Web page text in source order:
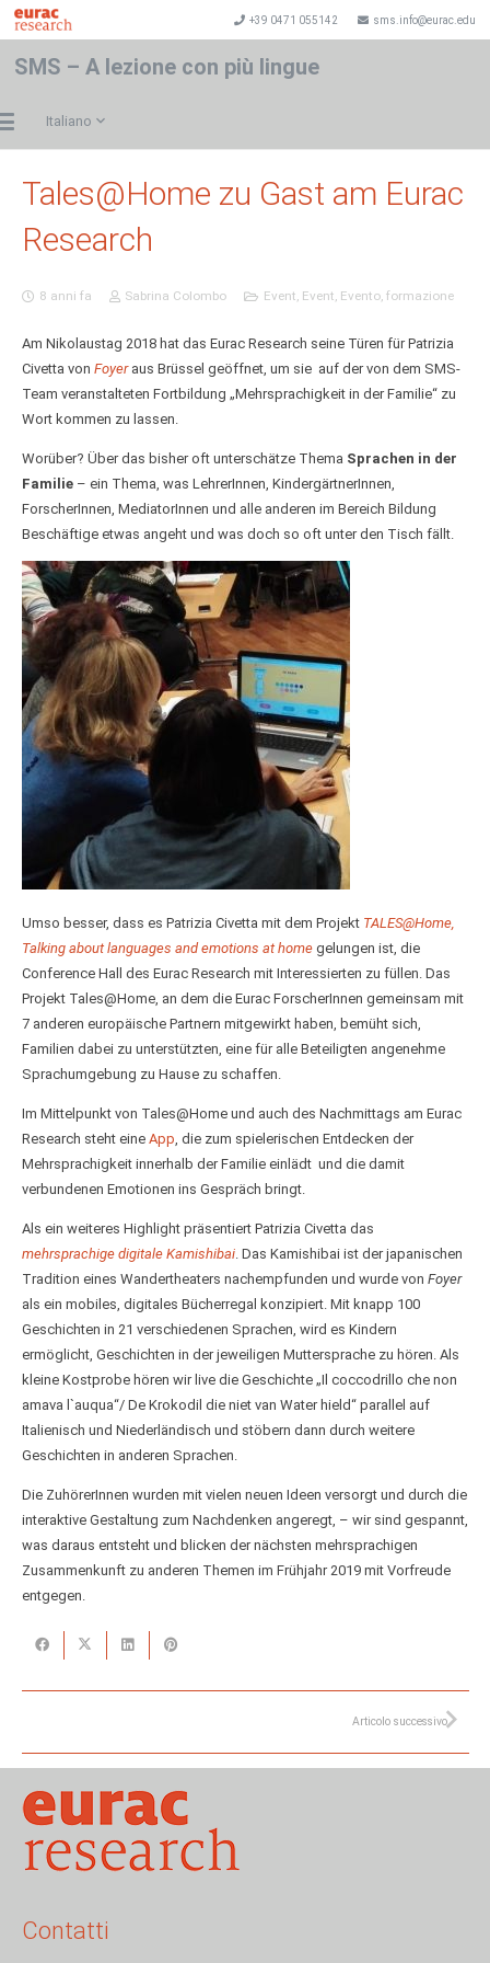
+39 0471 055142 sms.info@eurac.edu
SMS – A lezione con più lingue
Italiano
Tales@Home zu Gast am Eurac
Research
8 anni fa Sabrina Colombo Event, Event, Evento, formazione
Am Nikolaustag 2018 hat das Eurac Research seine Türen für Patrizia
Civetta von Foyer aus Brüssel geöffnet, um sie auf der von dem SMS-
Team veranstalteten Fortbildung „Mehrsprachigkeit in der Familie“ zu
Wort kommen zu lassen.
Worüber? Über das bisher oft unterschätze Thema Sprachen in der
Familie– ein Thema, was LehrerInnen, KindergärtnerInnen,
ForscherInnen, MediatorInnen und alle anderen im Bereich Bildung
Beschäftige etwas angeht und was doch so oft unter den Tisch fällt.
Umso besser, dass es Patrizia Civetta mit dem Projekt TALES@Home,
Talking about languages and emotions at home gelungen ist, die
Conference Hall des Eurac Research mit Interessierten zu füllen. Das
Projekt Tales@Home, an dem die Eurac ForscherInnen gemeinsam mit
7 anderen europäische Partnern mitgewirkt haben, bemüht sich,
Familien dabei zu unterstützten, eine für alle Beteiligten angenehme
Sprachumgebung zu Hause zu schaffen.
Im Mittelpunkt von Tales@Home und auch des Nachmittags am Eurac
Research steht eine App, die zum spielerischen Entdecken der
Mehrsprachigkeit innerhalb der Familie einlädt und die damit
verbundenen Emotionen ins Gespräch bringt.
Als ein weiteres Highlight präsentiert Patrizia Civetta das
mehrsprachige digitale Kamishibai. Das Kamishibai ist der japanischen
Tradition eines Wandertheaters nachempfunden und wurde von Foyer
als ein mobiles, digitales Bücherregal konzipiert. Mit knapp 100
Geschichten in 21 verschiedenen Sprachen, wird es Kindern
ermöglicht, Geschichten in der jeweiligen Muttersprache zu hören. Als
kleine Kostprobe hören wir live die Geschichte „Il coccodrillo che non
amava l`auqua“/ De Krokodil die niet van Water hield“ parallel auf
Italienisch und Niederländisch und stöbern dann durch weitere
Geschichten in anderen Sprachen.
Die ZuhörerInnen wurden mit vielen neuen Ideen versorgt und durch die
interaktive Gestaltung zum Nachdenken angeregt, – wir sind gespannt,
was daraus entsteht und blicken der nächsten mehrsprachigen
Zusammenkunft zu anderen Themen im Frühjahr 2019 mit Vorfreude
entgegen.
Articolo successivo
Contatti